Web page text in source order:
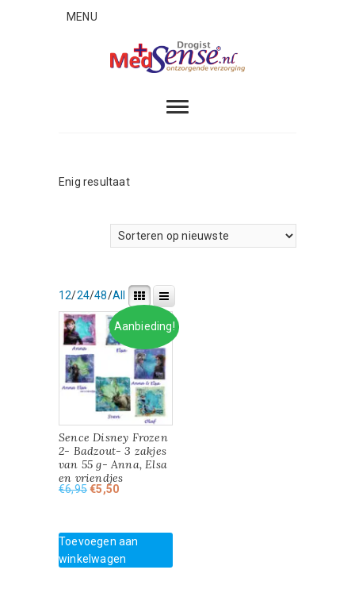
MENU
Enig resultaat
12/24/48/All
Aanbieding!
Sence Disney Frozen
2- Badzout- 3 zakjes
van 55 g- Anna, Elsa
en vriendjes
€6,95Oorspronkelijke
€6,95.
€5,50Huidige
€5,50.
Toevoegen aan
winkelwagen